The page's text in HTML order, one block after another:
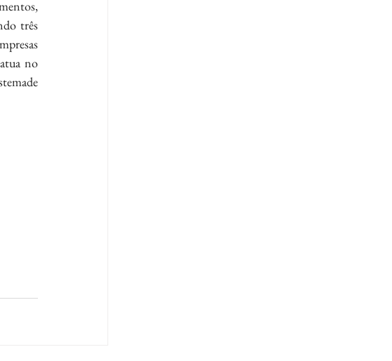
três
no